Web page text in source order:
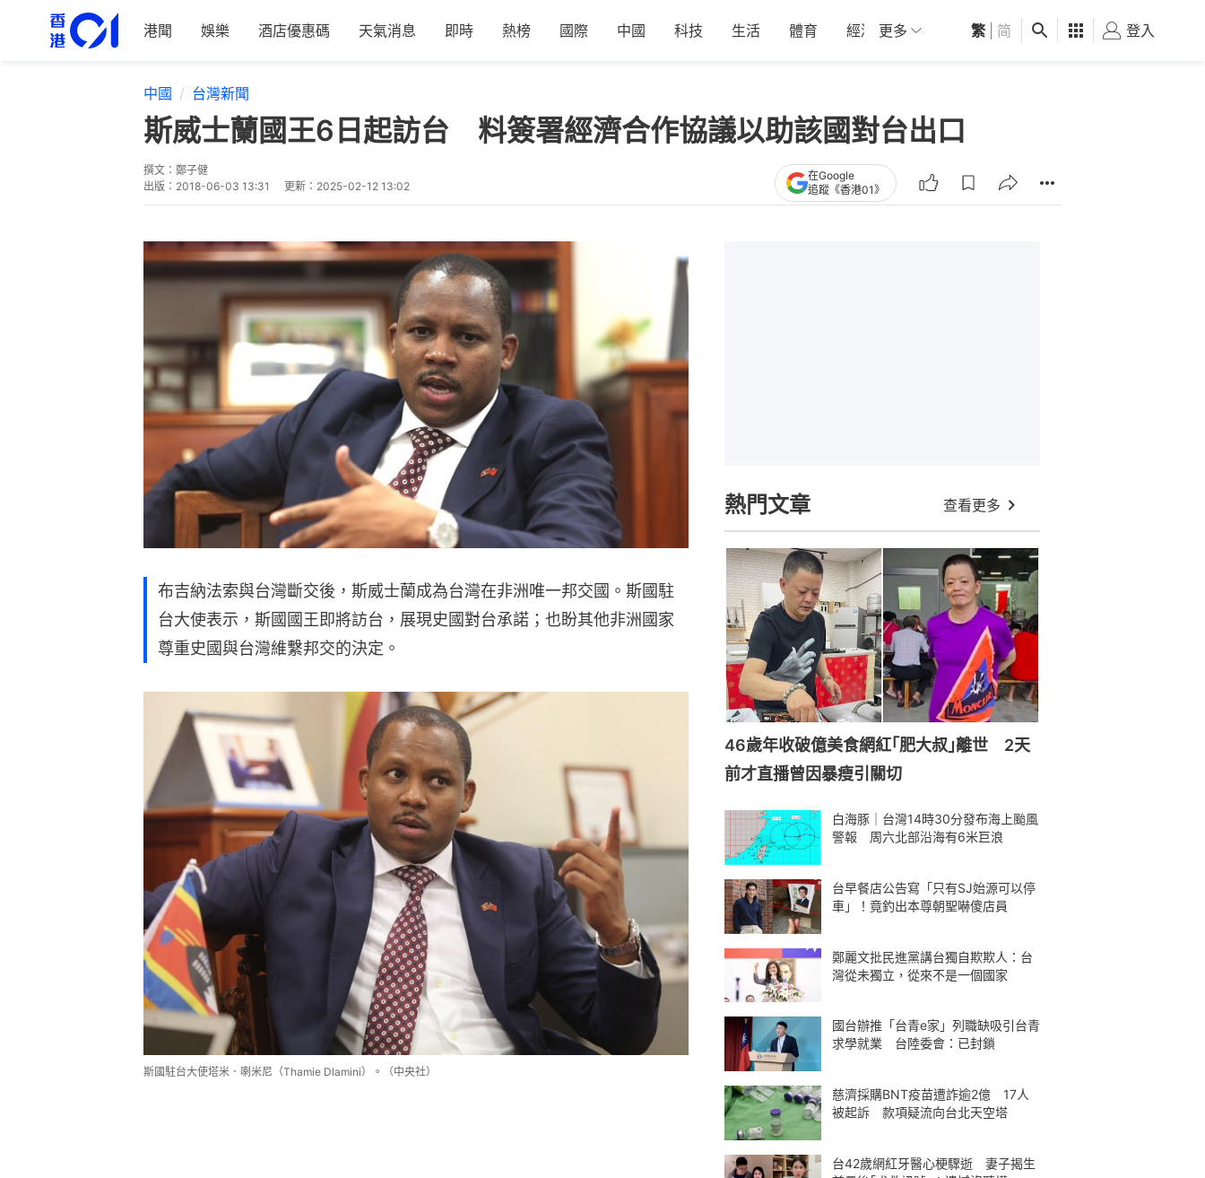
港聞 娛樂 酒店優惠碼 天氣消息 即時 熱榜 國際 中國 科技 生活 體育 經濟 01深圳 觀點 健康 好食玩飛
更多 繁 简 登入
中國 台灣新聞
斯威士蘭國王6日起訪台 料簽署經濟合作協議以助該國對台出口
撰文： 鄭子健
出版： 2018-06-03 13:31 更新： 2025-02-12 13:02
在Google
追蹤《香港01》
布吉納法索與台灣斷交後，斯威士蘭成為台灣在非洲唯一邦交國。斯國駐
台大使表示，斯國國王即將訪台，展現史國對台承諾；也盼其他非洲國家
尊重史國與台灣維繫邦交的決定。
斯國駐台大使塔米．喇米尼（Thamie Dlamini）。（中央社）
熱門文章 查看更多
46歲年收破億美食網紅｢肥大叔｣離世 2天
前才直播曾因暴瘦引關切
白海豚｜台灣14時30分發布海上颱風
警報 周六北部沿海有6米巨浪
台早餐店公告寫「只有SJ始源可以停
車」！竟釣出本尊朝聖嚇傻店員
鄭麗文批民進黨講台獨自欺欺人：台
灣從未獨立，從來不是一個國家
國台辦推「台青e家」列職缺吸引台青
求學就業 台陸委會：已封鎖
慈濟採購BNT疫苗遭詐逾2億 17人
被起訴 款項疑流向台北天空塔
台42歲網紅牙醫心梗驟逝 妻子揭生